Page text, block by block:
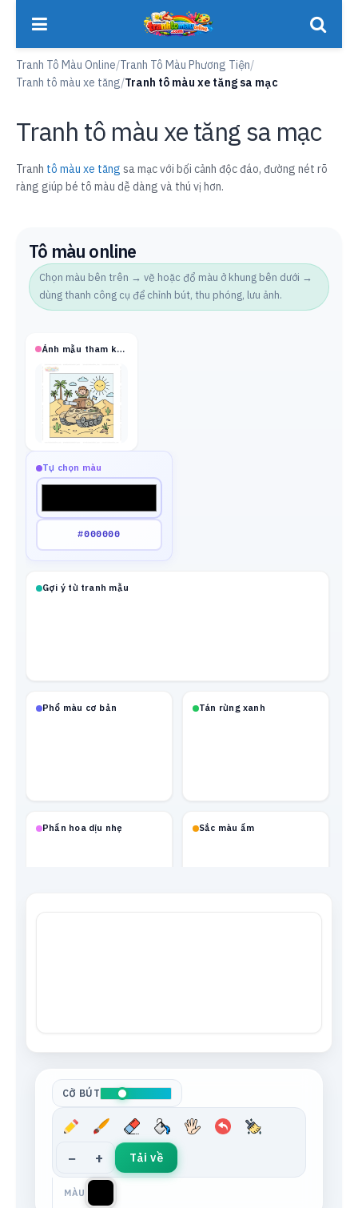
Tranh Tô Màu Online/Tranh Tô Màu Phương Tiện/
Tranh tô màu xe tăng/Tranh tô màu xe tăng sa mạc
Tranh tô màu xe tăng sa mạc
Tranh tô màu xe tăng sa mạc với bối cảnh độc đáo, đường nét rõ
ràng giúp bé tô màu dễ dàng và thú vị hơn.
Tô màu online
Chọn màu bên trên → vẽ hoặc đổ màu ở khung bên dưới →
dùng thanh công cụ để chỉnh bút, thu phóng, lưu ảnh.
Ảnh mẫu tham khảo
Tự chọn màu
Gợi ý từ tranh mẫu
Phổ màu cơ bản Tán rừng xanh
Phấn hoa dịu nhẹ Sắc màu ấm
CỠ BÚT
− + Tải về
MÀU